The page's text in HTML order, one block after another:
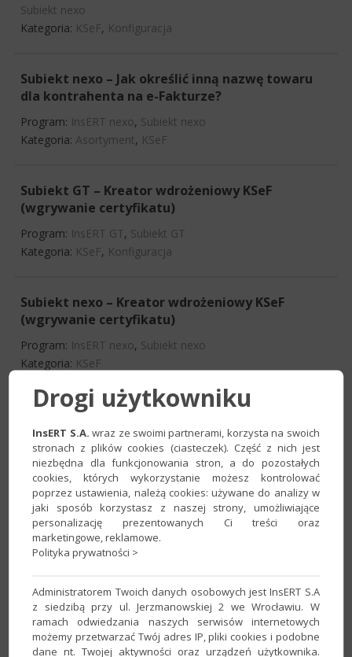
Subiekt nexo
Kategoria: KSeF, Konfiguracja
Subiekt nexo – Jak określić inną nazwę towaru
dla kontrahenta na e-Fakturze?
Program: InsERT nexo, Subiekt nexo
Kategoria: Asortyment, KSeF
Subiekt GT – Kreator wdrożeniowy KSeF
(wgrywanie certyfikatu)
Program: InsERT GT, Subiekt GT
Kategoria: KSeF, Konfiguracja
Subiekt nexo – Kreator wdrożeniowy KSeF
(wgrywanie certyfikatu)
Program: InsERT nexo, Subiekt nexo
Kategoria: KSeF
Subiekt GT – Parametry związane z obsługą
kontrahentów w odebranych e-Fakturach
Program:InsERT GT ,Subiekt GT
Kategoria:
KSeF
Subiekt GT – Jak zmienić certyfikat
uwierzytelniający KSeF?
Kategoria:KSeF,Parametry
Subiekt GT – Jak wystawić fakturę sprzedaży do
Drogi użytkowniku
InsERT S.A. wraz ze swoimi partnerami, korzysta na swoich
stronach z plików cookies (ciasteczek). Część z nich jest
niezbędna dla funkcjonowania stron, a do pozostałych
cookies, których wykorzystanie możesz kontrolować
poprzez ustawienia, należą cookies: używane do analizy w
jaki sposób korzystasz z naszej strony, umożliwiające
personalizację prezentowanych Ci treści oraz
marketingowe, reklamowe.
Polityka prywatności >
Administratorem Twoich danych osobowych jest InsERT S.A
z siedzibą przy ul. Jerzmanowskiej 2 we Wrocławiu. W
ramach odwiedzania naszych serwisów internetowych
możemy przetwarzać Twój adres IP, pliki cookies i podobne
dane nt. Twojej aktywności oraz urządzeń użytkownika.